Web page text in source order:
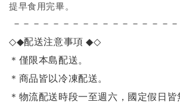
提早食用完畢。
－－－－－－－－－－－－－－－－
◇◆配送注意事項◆◇
＊僅限本島配送。
＊商品皆以冷凍配送。
＊物流配送時段一至週六，國定假日